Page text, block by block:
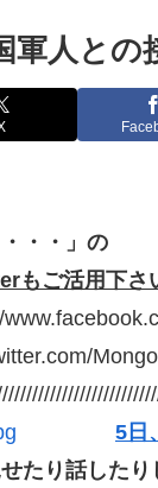
軍人との
・・」の
もご活用下さ
5日
たり話した